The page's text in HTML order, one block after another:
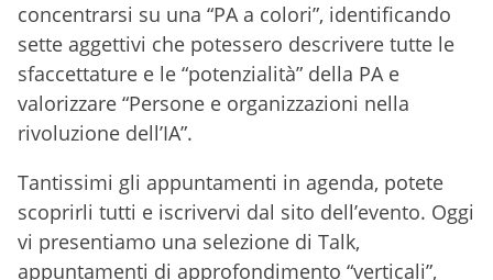
concentrarsi su una “PA a colori”, identificando
sette aggettivi che potessero descrivere tutte le
sfaccettature e le “potenzialità” della PA e
valorizzare “Persone e organizzazioni nella
rivoluzione dell’IA”.
Tantissimi gli appuntamenti in agenda, potete
scoprirli tutti e iscrivervi dal sito dell’evento. Oggi
vi presentiamo una selezione di Talk,
appuntamenti di approfondimento “verticali”,